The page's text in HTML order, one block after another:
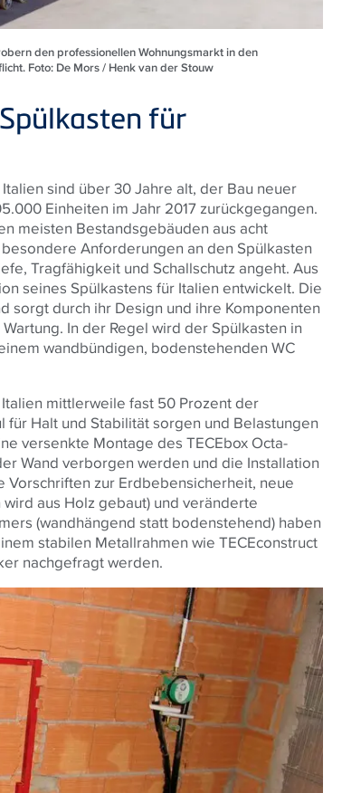
den professionellen Wohnungsmarkt in den
Foto: De Mors / Henk van der Stouw
für
sind über 30 Jahre alt, der Bau neuer
Einheiten im Jahr 2017 zurückgegangen.
meisten Bestandsgebäuden aus acht
Anforderungen an den Spülkasten
Tragfähigkeit und Schallschutz angeht. Aus
seines Spülkastens für Italien entwickelt. Die
sorgt durch ihr Design und ihre Komponenten
In der Regel wird der Spülkasten in
wandbündigen, bodenstehenden WC
mittlerweile fast 50 Prozent der
Halt und Stabilität sorgen und Belastungen
versenkte Montage des TECEbox Octa-
Wand verborgen werden und die Installation
zur Erdbebensicherheit, neue
aus Holz gebaut) und veränderte
(wandhängend statt bodenstehend) haben
stabilen Metallrahmen wie TECEconstruct
nachgefragt werden.